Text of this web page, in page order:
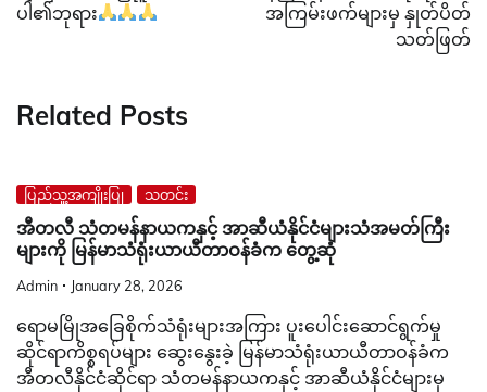
ပါ၏ဘုရား
အကြမ်းဖက်များမှ နှုတ်ပိတ်
သတ်ဖြတ်
Related Posts
ပြည်သူ့အကျိုးပြု သတင်း
အီတလီ သံတမန်နာယကနှင့် အာဆီယံနိုင်ငံများသံအမတ်ကြီး
များကို မြန်မာသံရုံးယာယီတာဝန်ခံက တွေ့ဆုံ
Admin January 28, 2026
ရောမမြိုအခြေစိုက်သံရုံးများအကြား ပူးပေါင်းဆောင်ရွက်မှု
ဆိုင်ရာကိစ္စရပ်များ ဆွေးနွေးခဲ့ မြန်မာသံရုံးယာယီတာဝန်ခံက
အီတလီနိုင်ငံဆိုင်ရာ သံတမန်နာယကနှင့် အာဆီယံနိုင်ငံများမှ